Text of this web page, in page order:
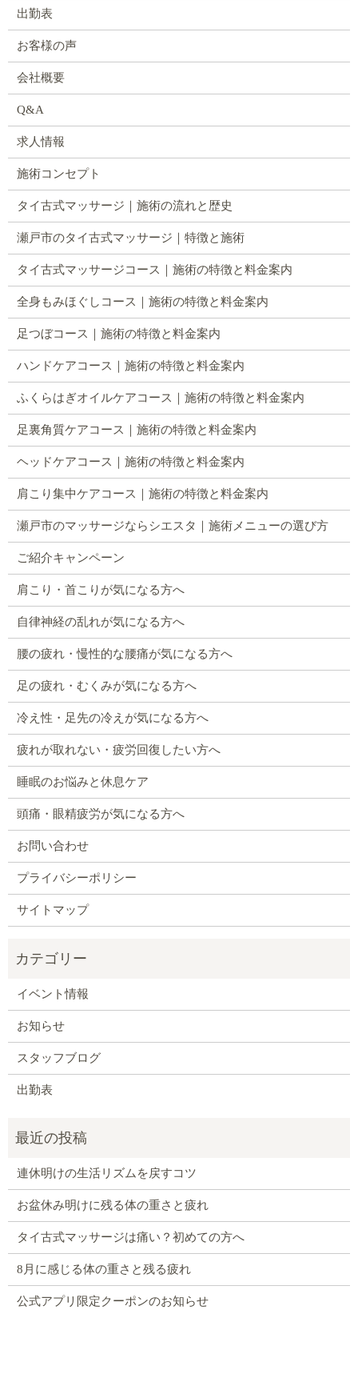
出勤表
お客様の声
会社概要
Q&A
求人情報
施術コンセプト
タイ古式マッサージ｜施術の流れと歴史
瀬戸市のタイ古式マッサージ｜特徴と施術
タイ古式マッサージコース｜施術の特徴と料金案内
全身もみほぐしコース｜施術の特徴と料金案内
足つぼコース｜施術の特徴と料金案内
ハンドケアコース｜施術の特徴と料金案内
ふくらはぎオイルケアコース｜施術の特徴と料金案内
足裏角質ケアコース｜施術の特徴と料金案内
ヘッドケアコース｜施術の特徴と料金案内
肩こり集中ケアコース｜施術の特徴と料金案内
瀬戸市のマッサージならシエスタ｜施術メニューの選び方
ご紹介キャンペーン
肩こり・首こりが気になる方へ
自律神経の乱れが気になる方へ
腰の疲れ・慢性的な腰痛が気になる方へ
足の疲れ・むくみが気になる方へ
冷え性・足先の冷えが気になる方へ
疲れが取れない・疲労回復したい方へ
睡眠のお悩みと休息ケア
頭痛・眼精疲労が気になる方へ
お問い合わせ
プライバシーポリシー
サイトマップ
イベント情報
お知らせ
スタッフブログ
出勤表
連休明けの生活リズムを戻すコツ
お盆休み明けに残る体の重さと疲れ
タイ古式マッサージは痛い？初めての方へ
8月に感じる体の重さと残る疲れ
公式アプリ限定クーポンのお知らせ